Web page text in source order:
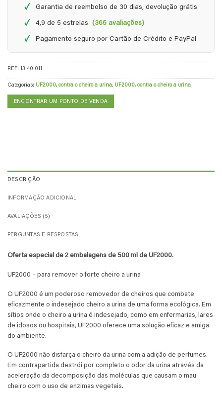
✓ Garantia de reembolso de 30 dias, devolução grátis
✓ 4,9 de 5 estrelas(365 avaliações)
✓ Pagamento seguro por Cartão de Crédito e PayPal
REF: 13.40.011
Categorias: UF2000, contra o cheiro a urina, UF2000, contra o cheiro a urina
ENCONTRAR UM PONTO DE VENDA
DESCRIÇÃO
INFORMAÇÃO ADICIONAL
AVALIAÇÕES (5)
PERGUNTAS E RESPOSTAS
Oferta especial de 2 embalagens de 500 ml de UF2000.
UF2000 – para remover o forte cheiro a urina
O UF2000 é um poderoso removedor de cheiros que combate
eficazmente o indesejado cheiro a urina de uma forma ecológica. Em
sítios onde o cheiro a urina é indesejado, como em enfermarias, lares
de idosos ou hospitais, UF2000 oferece uma solução eficaz e amiga
do ambiente.
O UF2000 não disfarça o cheiro da urina com a adição de perfumes.
Em contrapartida destrói por completo o odor da urina através da
aceleração da decomposição das moléculas que causam o mau
cheiro com o uso de enzimas vegetais.